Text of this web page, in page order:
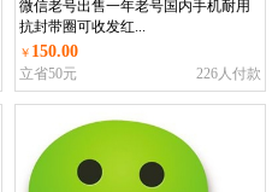
微信老号出售一年老号国内手机耐用
抗封带圈可收发红...
￥ 150.00
立省50元 226人付款